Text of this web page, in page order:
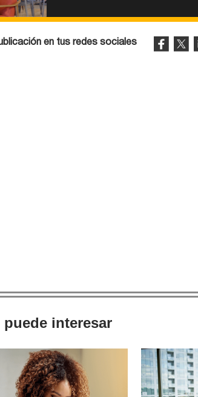
en tus redes sociales
puede interesar